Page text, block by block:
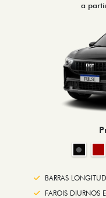
a
BARRAS
FAROIS DIURNOS